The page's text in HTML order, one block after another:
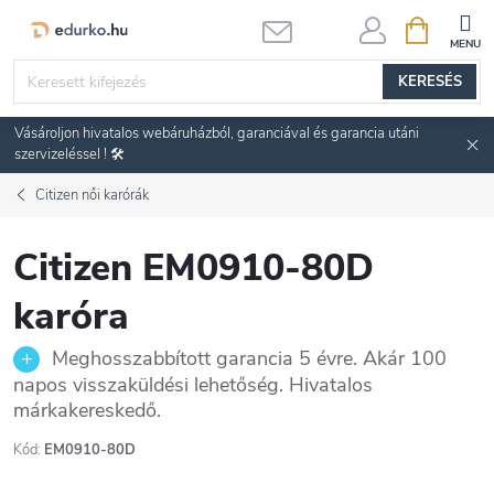
KERESÉS
KOSÁR
Vásároljon hivatalos webáruházból, garanciával és garancia utáni
szervizeléssel ! 🛠️
Citizen női karórák
Citizen EM0910-80D
karóra
Meghosszabbított garancia 5 évre. Akár 100
napos visszaküldési lehetőség. Hivatalos
márkakereskedő.
Kód: EM0910-80D